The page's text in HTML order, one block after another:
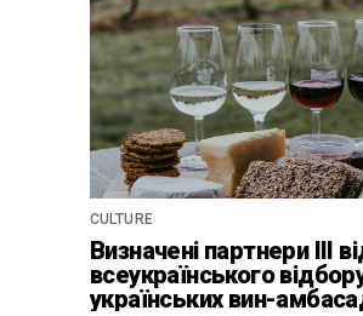
CULTURE
Визначені партнери ІІІ
всеукраїнського
українських вин-